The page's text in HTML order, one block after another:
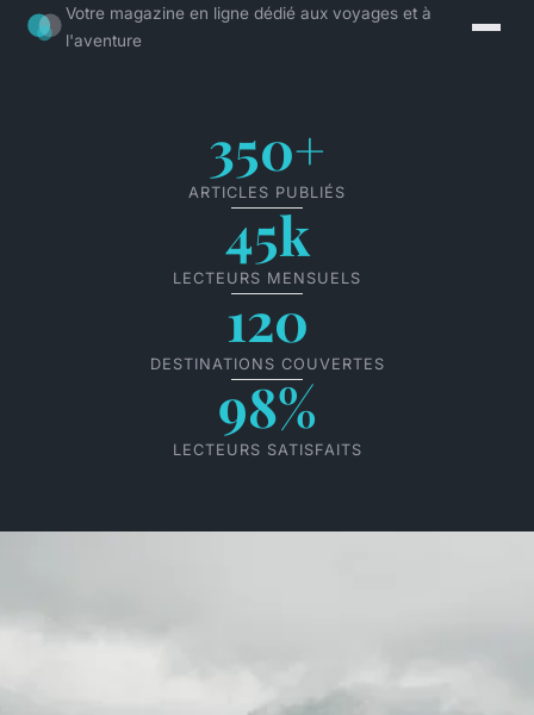
Votre magazine en ligne dédié aux voyages et à
l'aventure
350+
ARTICLES PUBLIÉS
45k
LECTEURS MENSUELS
120
DESTINATIONS COUVERTES
98%
LECTEURS SATISFAITS